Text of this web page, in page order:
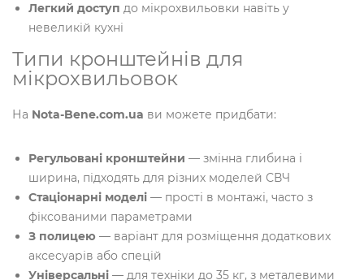
Легкий доступ до мікрохвильовки навіть у
невеликій кухні
Типи кронштейнів для
мікрохвильовок
На Nota-Bene.com.ua ви можете придбати:
Регульовані кронштейни — змінна глибина і
ширина, підходять для різних моделей СВЧ
Стаціонарні моделі — прості в монтажі, часто з
фіксованими параметрами
З полицею — варіант для розміщення додаткових
аксесуарів або спецій
Універсальні — для техніки до 35 кг, з металевими